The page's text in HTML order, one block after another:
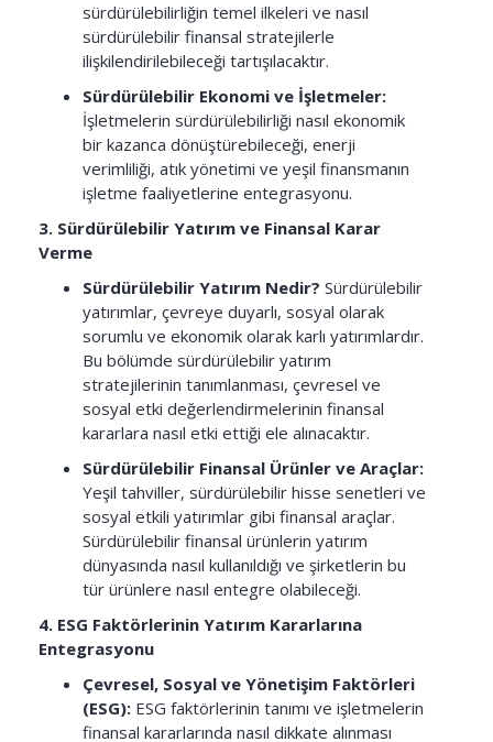
sürdürülebilirliğin temel ilkeleri ve nasıl
sürdürülebilir finansal stratejilerle
ilişkilendirilebileceği tartışılacaktır.
Sürdürülebilir Ekonomi ve İşletmeler:
İşletmelerin sürdürülebilirliği nasıl ekonomik
bir kazanca dönüştürebileceği, enerji
verimliliği, atık yönetimi ve yeşil finansmanın
işletme faaliyetlerine entegrasyonu.
3. Sürdürülebilir Yatırım ve Finansal Karar
Verme
Sürdürülebilir Yatırım Nedir? Sürdürülebilir
yatırımlar, çevreye duyarlı, sosyal olarak
sorumlu ve ekonomik olarak karlı yatırımlardır.
Bu bölümde sürdürülebilir yatırım
stratejilerinin tanımlanması, çevresel ve
sosyal etki değerlendirmelerinin finansal
kararlara nasıl etki ettiği ele alınacaktır.
Sürdürülebilir Finansal Ürünler ve Araçlar:
Yeşil tahviller, sürdürülebilir hisse senetleri ve
sosyal etkili yatırımlar gibi finansal araçlar.
Sürdürülebilir finansal ürünlerin yatırım
dünyasında nasıl kullanıldığı ve şirketlerin bu
tür ürünlere nasıl entegre olabileceği.
4. ESG Faktörlerinin Yatırım Kararlarına
Entegrasyonu
Çevresel, Sosyal ve Yönetişim Faktörleri
(ESG): ESG faktörlerinin tanımı ve işletmelerin
finansal kararlarında nasıl dikkate alınması